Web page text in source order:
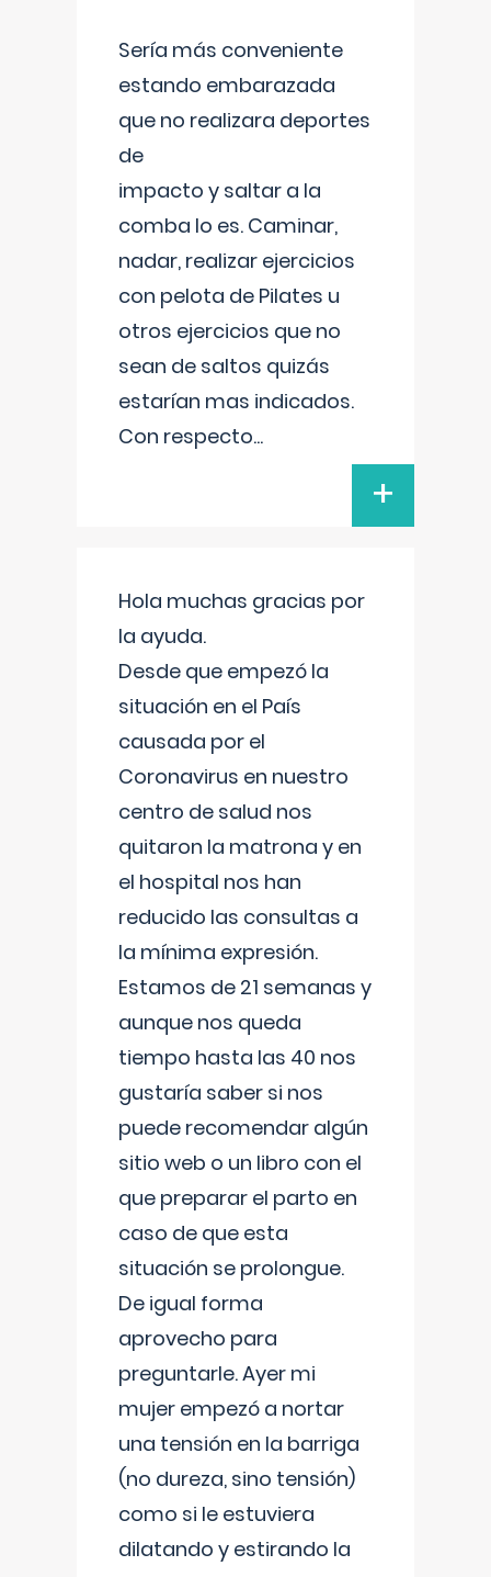
Sería más conveniente
estando embarazada
que no realizara deportes
de
impacto y saltar a la
comba lo es. Caminar,
nadar, realizar ejercicios
con pelota de Pilates u
otros ejercicios que no
sean de saltos quizás
estarían mas indicados.
Con respecto...
+
Hola muchas gracias por
la ayuda.
Desde que empezó la
situación en el País
causada por el
Coronavirus en nuestro
centro de salud nos
quitaron la matrona y en
el hospital nos han
reducido las consultas a
la mínima expresión.
Estamos de 21 semanas y
aunque nos queda
tiempo hasta las 40 nos
gustaría saber si nos
puede recomendar algún
sitio web o un libro con el
que preparar el parto en
caso de que esta
situación se prolongue.
De igual forma
aprovecho para
preguntarle. Ayer mi
mujer empezó a nortar
una tensión en la barriga
(no dureza, sino tensión)
como si le estuviera
dilatando y estirando la